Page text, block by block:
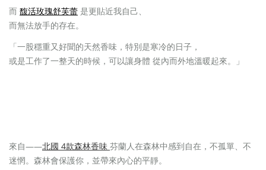
而 馥活玫瑰舒芙蕾 是更貼近我自己、
而無法放手的存在。
「一股穩重又好聞的天然香味，特別是寒冷的日子，
或是工作了一整天的時候，可以讓身體 從內而外地溫暖起來。」
來自——北國 4款森林香味 芬蘭人在森林中感到自在，不孤單、不
迷惘。森林會保護你，並帶來內心的平靜。